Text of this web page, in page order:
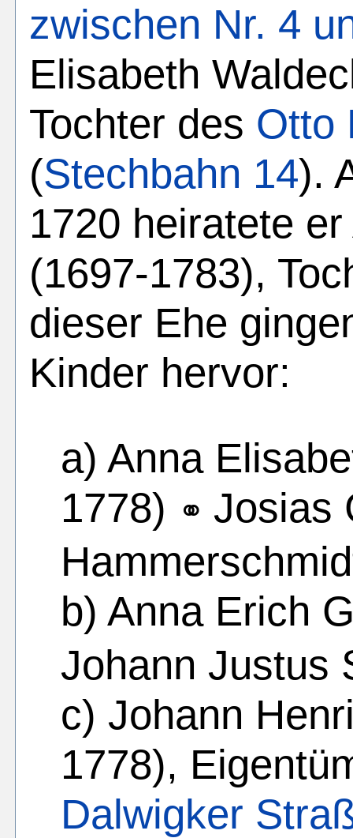
zwischen Nr. 4
Elisabeth
Tochter des Otto
(Stechbahn 14).
1720 heiratete
(1697-1783),
dieser Ehe
Kinder hervor:
a) Anna
1778) ⚭ Josias
b) Anna Erich
Johann Justus
c) Johann
1778),
Dalwigker